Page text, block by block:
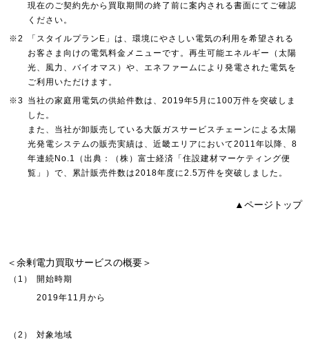
現在のご契約先から買取期間の終了前に案内される書面にてご確認
ください。
※2
「スタイルプランE」は、環境にやさしい電気の利用を希望される
お客さま向けの電気料金メニューです。再生可能エネルギー（太陽
光、風力、バイオマス）や、エネファームにより発電された電気を
ご利用いただけます。
※3 当社の家庭用電気の供給件数は、2019年5月に100万件を突破しま
した。
また、当社が卸販売している大阪ガスサービスチェーンによる太陽
光発電システムの販売実績は、近畿エリアにおいて2011年以降、8
年連続No.1（出典：（株）富士経済「住設建材マーケティング便
覧」）で、累計販売件数は2018年度に2.5万件を突破しました。
▲ページトップ
＜余剰電力買取サービスの概要＞
（1）
開始時期
2019年11月から
（2）
対象地域